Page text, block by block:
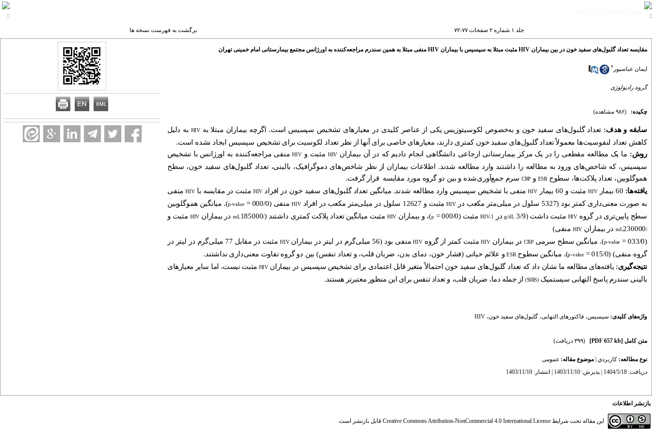
جلد ۱ شماره ۲ صفحات ۷۷-۷۲ برگشت به فهرست نسخه ها
مقایسه تعداد گلبول‌های سفید خون در بین بیماران HIV مثبت مبتلا به سپسیس با بیماران HIV منفی مبتلا به همین سندرم مراجعه‌کننده به اورژانس مجتمع بیمارستانی امام خمینی تهران
ایمان عباسپور *
گروه رادیولوژی
چکیده: (۹۸۶ مشاهده)
سابقه و هدف: تعداد گلبول‌های سفید خون و به‌خصوص لکوسیتوزیس یکی از عناصر کلیدی در معیارهای تشخیص سپسیس است. اگرچه بیماران مبتلا به HIV به دلیل
کاهش تعداد لنفوسیت‌ها معمولاً تعداد گلبول‌های سفید خون کمتری دارند، معیارهای خاصی برای آنها از نظر تعداد لکوسیت برای تشخیص سپسیس ایجاد نشده است.
روش: ما یک مطالعه مقطعی را در یک مرکز بیمارستانی ارجاعی دانشگاهی انجام دادیم که در آن بیماران HIV مثبت وHIVمنفی مراجعه‌کننده به اورژانس با تشخیص
سپسیس، که شاخص‌های ورود به مطالعه را داشتند وارد مطالعه شدند. اطلاعات بیماران از نظر شاخص‌های دموگرافیک، بالینی، تعداد گلبول‌های سفید خون، سطح
هموگلوبین، تعداد پلاکت‌ها، سطوح ESR و CRP سرم جمع‌آوری‌شده و بین دو گروه مورد مقایسه قرار گرفت.
یافته‌ها:
HIVمثبت و 60 بیمار HIVمنفی با تشخیص سپسیس وارد مطالعه شدند. میانگین تعداد گلبول‌های سفید خون در افراد HIV مثبت در مقایسه باHIVمنفی
به صورت معنی‌داری کمتر بود (5327 سلول در میلی‌متر مکعب در
HIVمثبت و 12627 سلول در میلی‌متر مکعب در افراد HIV منفی (000/0 = p-value). میانگین هموگلوبین
سطح پایین‌تری در گروهHIV مثبت داشت ( g/dL 3/9 در HIV-1 مثبت (000/0 = p)، و بیماران HIV مثبت میانگین تعداد پلاکت کمتری داشتند (/mL185000 در بیماران HIV مثبت و
/mL230000 در بیماران HIV منفی)
(033/0 =
p-value). میانگین سطح سرمیCRPدر بیمارانHIVمثبت کمتر از گروهHIVمنفی بود (56 میلی‌گرم در لیتر در بیماران HIV
مثبت در مقابل 77 میلی‌گرم در لیتر در
گروه منفی) (015/0 =
p-value). میانگین سطوح ESRو علائم حیاتی (فشار خون، دمای بدن، ضربان قلب، و تعداد تنفس) بین دو گروه تفاوت معنی‌داری نداشتند.
نتیجه‌گیری: یافته‌های مطالعه ما نشان داد که تعداد گلبول‌های سفید خون احتمالاً متغیر قابل اعتمادی برای تشخیص سپسیس در بیمارانHIV مثبت نیست، اما سایر معیارهای
بالینی سندرم پاسخ التهابی سیستمیک(SIRS) از جمله دما، ضربان قلب، و تعداد تنفس برای این منظور معتبرتر هستند.
واژه‌های کلیدی: سپسیس، فاکتورهای التهابی، گلبول‌های سفید خون، HIV
متن کامل [PDF 657 kb] (۳۹۹ دریافت)
نوع مطالعه: كاربردي موضوع مقاله: عمومى
دریافت: 1404/5/18 | پذیرش: 1403/11/10 | انتشار: 1403/11/10
بازنشر اطلاعات
این مقاله تحت شرایط Creative Commons Attribution-NonCommercial 4.0 International License قابل بازنشر است.